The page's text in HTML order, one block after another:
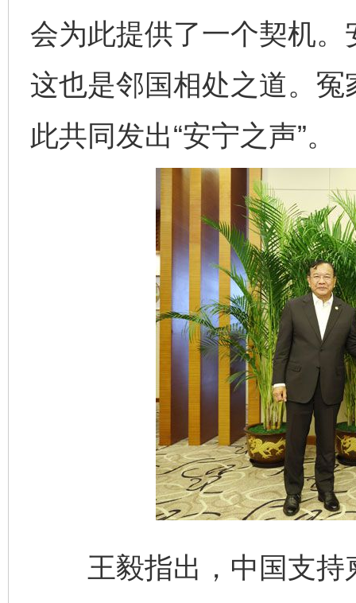
会为此提供了一个契机
这也是邻国相处之道。
此共同发出“安宁之声”。
王毅指出，中国支持